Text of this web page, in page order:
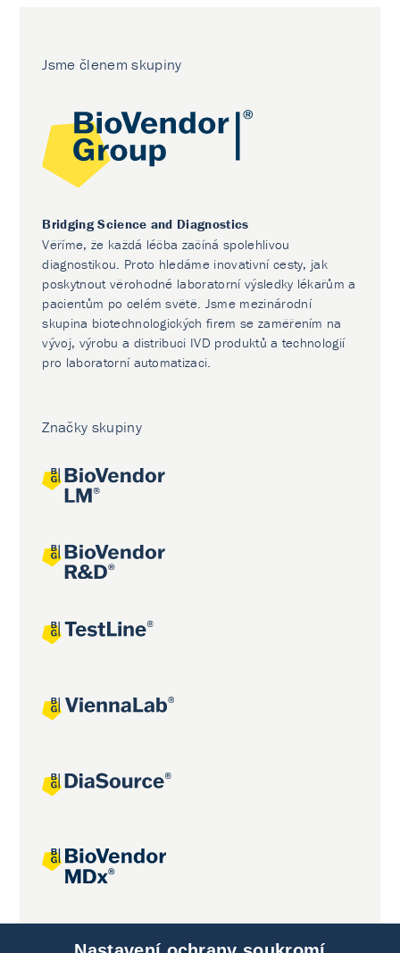
Jsme členem skupiny
Bridging Science and Diagnostics
Věříme, že každá léčba začíná spolehlivou
diagnostikou. Proto hledáme inovativní cesty, jak
poskytnout věrohodné laboratorní výsledky lékařům a
pacientům po celém světě. Jsme mezinárodní
skupina biotechnologických firem se zaměřením na
vývoj, výrobu a distribuci IVD produktů a technologií
pro laboratorní automatizaci.
Značky skupiny